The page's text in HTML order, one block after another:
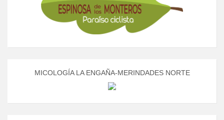
MICOLOGÍA LA ENGAÑA-MERINDADES NORTE